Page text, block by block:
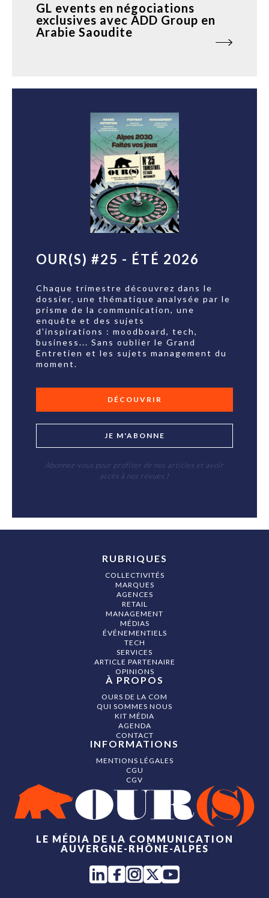
GL events en négociations
exclusives avec ADD Group en
Arabie Saoudite
OUR(S) #25 - ÉTÉ 2026
Chaque trimestre découvrez dans le
dossier, une thématique analysée par le
prisme de la communication, une
enquête et des sujets
d'inspirations : moodboard, tech,
business... Sans oublier le Grand
Entretien et les sujets management du
moment.
DÉCOUVRIR
JE M'ABONNE
Abonnez-vous pour profiter de nos articles et avoir
accès à nos revues !
LE MÉDIA DE LA COMMUNICATION
AUVERGNE-RHÔNE-ALPES
RUBRIQUES
COLLECTIVITÉS
MARQUES
AGENCES
RETAIL
MANAGEMENT
MÉDIAS
ÉVÉNEMENTIELS
TECH
SERVICES
ARTICLE PARTENAIRE
OPINIONS
À PROPOS
OURS DE LA COM
QUI SOMMES NOUS
KIT MÉDIA
AGENDA
CONTACT
INFORMATIONS
MENTIONS LÉGALES
CGU
CGV